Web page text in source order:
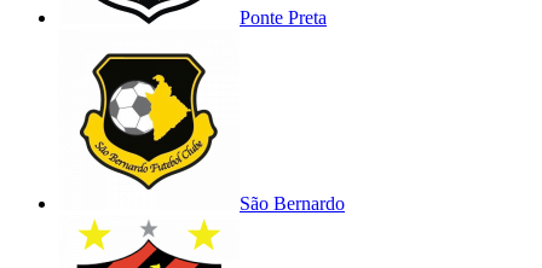
Ponte Preta
São Bernardo